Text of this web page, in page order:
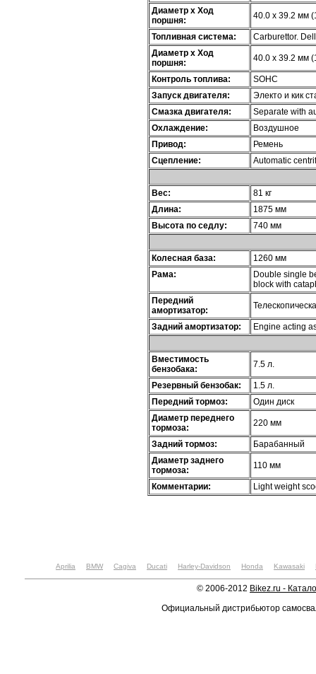
Диаметр х Ход
поршня:
40.0 x 39.2 мм
Топливная система:
Carburettor.
Диаметр х Ход
поршня:
40.0 x 39.2 мм
Контроль топлива:
SOHC
Запуск двигателя:
Электо и кик
Смазка двигателя:
Separate with
Охлаждение:
Воздушное
Привод:
Ремень
Сцепление:
Automatic
Вес:
81 кг
Длина:
1875 мм
Высота по седлу:
740 мм
Колесная база:
1260 мм
Рама:
Double single
block with
Передний
амортизатор:
Задний амортизатор: Engine acting
Вместимость
бензобака:
7.5 л.
Резервный бензобак:
1.5 л.
Передний тормоз:
Один диск
Диаметр переднего
тормоза:
220 мм
Задний тормоз:
Барабанный
Диаметр заднего
тормоза:
110 мм
Комментарии: Light weight
Aprilia BMW Cagiva Ducati Harley-Davidson Honda Kawasaki
© 2006-2012 Bikez.ru -
Официальный дистрибьютор